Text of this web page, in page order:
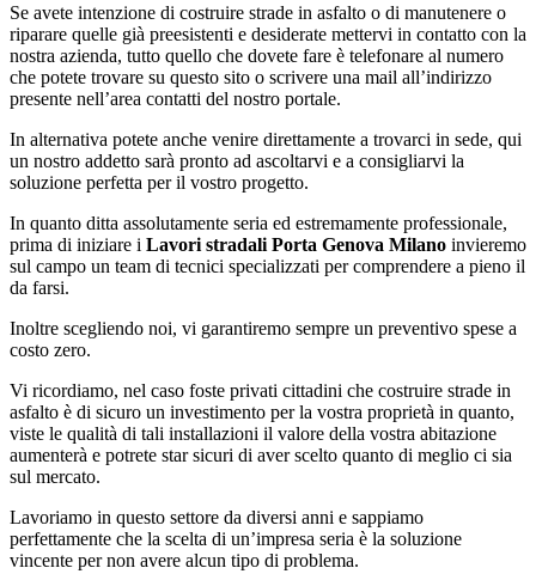
Se avete intenzione di costruire strade in asfalto o di manutenere o
riparare quelle già preesistenti e desiderate mettervi in contatto con la
nostra azienda, tutto quello che dovete fare è telefonare al numero
che potete trovare su questo sito o scrivere una mail all’indirizzo
presente nell’area contatti del nostro portale.
In alternativa potete anche venire direttamente a trovarci in sede, qui
un nostro addetto sarà pronto ad ascoltarvi e a consigliarvi la
soluzione perfetta per il vostro progetto.
In quanto ditta assolutamente seria ed estremamente professionale,
prima di iniziare i Lavori stradali Porta Genova Milano invieremo
sul campo un team di tecnici specializzati per comprendere a pieno il
da farsi.
Inoltre scegliendo noi, vi garantiremo sempre un preventivo spese a
costo zero.
Vi ricordiamo, nel caso foste privati cittadini che costruire strade in
asfalto è di sicuro un investimento per la vostra proprietà in quanto,
viste le qualità di tali installazioni il valore della vostra abitazione
aumenterà e potrete star sicuri di aver scelto quanto di meglio ci sia
sul mercato.
Lavoriamo in questo settore da diversi anni e sappiamo
perfettamente che la scelta di un’impresa seria è la soluzione
vincente per non avere alcun tipo di problema.